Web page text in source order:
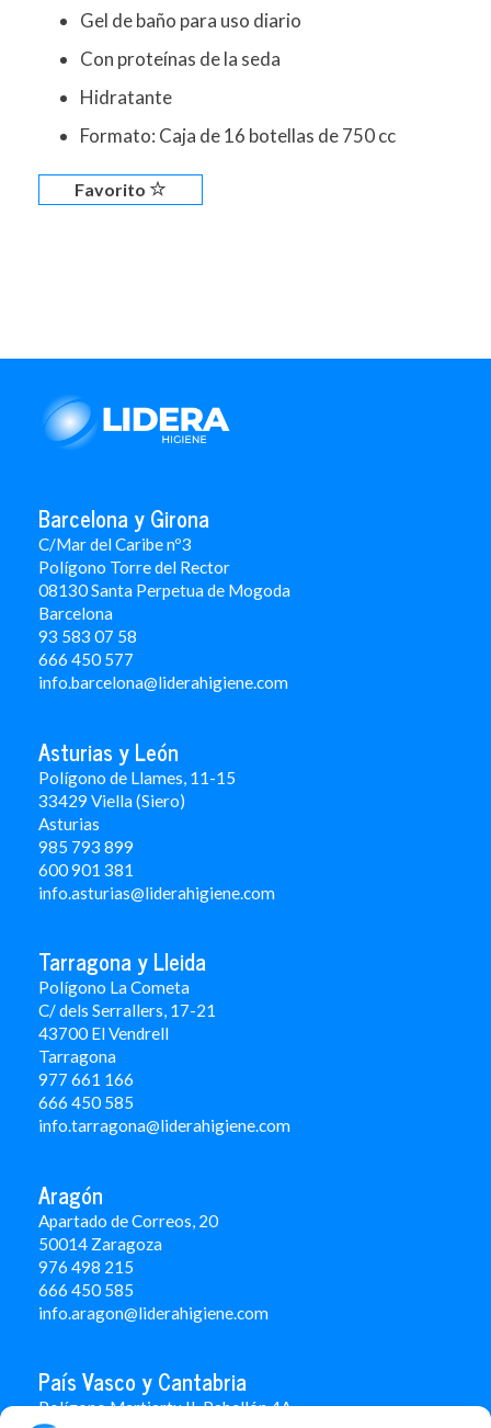
Gel de baño para uso diario
Con proteínas de la seda
Hidratante
Formato: Caja de 16 botellas de 750 cc
Favorito
Barcelona y Girona
C/Mar del Caribe nº3
Polígono Torre del Rector
08130 Santa Perpetua de Mogoda
Barcelona
93 583 07 58
666 450 577
info.barcelona@liderahigiene.com
Asturias y León
Polígono de Llames, 11-15
33429 Viella (Siero)
Asturias
985 793 899
600 901 381
info.asturias@liderahigiene.com
Tarragona y Lleida
Polígono La Cometa
C/ dels Serrallers, 17-21
43700 El Vendrell
Tarragona
977 661 166
666 450 585
info.tarragona@liderahigiene.com
Aragón
Apartado de Correos, 20
50014 Zaragoza
976 498 215
666 450 585
info.aragon@liderahigiene.com
País Vasco y Cantabria
Polígono Martiartu II. Pabellón 4A